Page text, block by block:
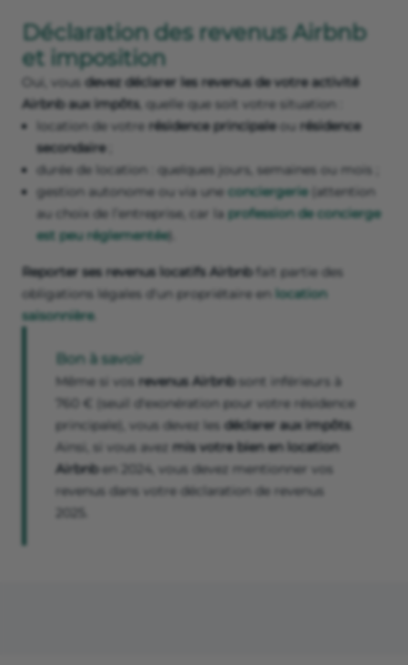
Déclaration des revenus Airbnb
et imposition
Oui, vous devez déclarer les revenus de votre activité
Airbnb aux impôts, quelle que soit votre situation :
location de votre résidence principaleou résidence
secondaire
durée de location : quelques jours, semaines ou mois ;
gestion autonome ou via une conciergerie(attention
au choix de l’entreprise, car la profession de concierge
est peu réglementée).
Reporter ses revenus locatifs Airbnbfait partie des
obligations légales d'un propriétaire en location
saisonnière.
Bon à savoir
Même si vos revenus Airbnbsont inférieurs à
760 € (seuil d'exonération pour votre résidence
principale), vous devez les déclarer aux impôts.
Ainsi, si vous avez mis votre bien en location
Airbnben 2024, vous devez mentionner vos
revenus dans votre déclaration de revenus